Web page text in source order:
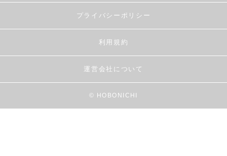
プライバシーポリシー
利用規約
運営会社について
© HOBONICHI